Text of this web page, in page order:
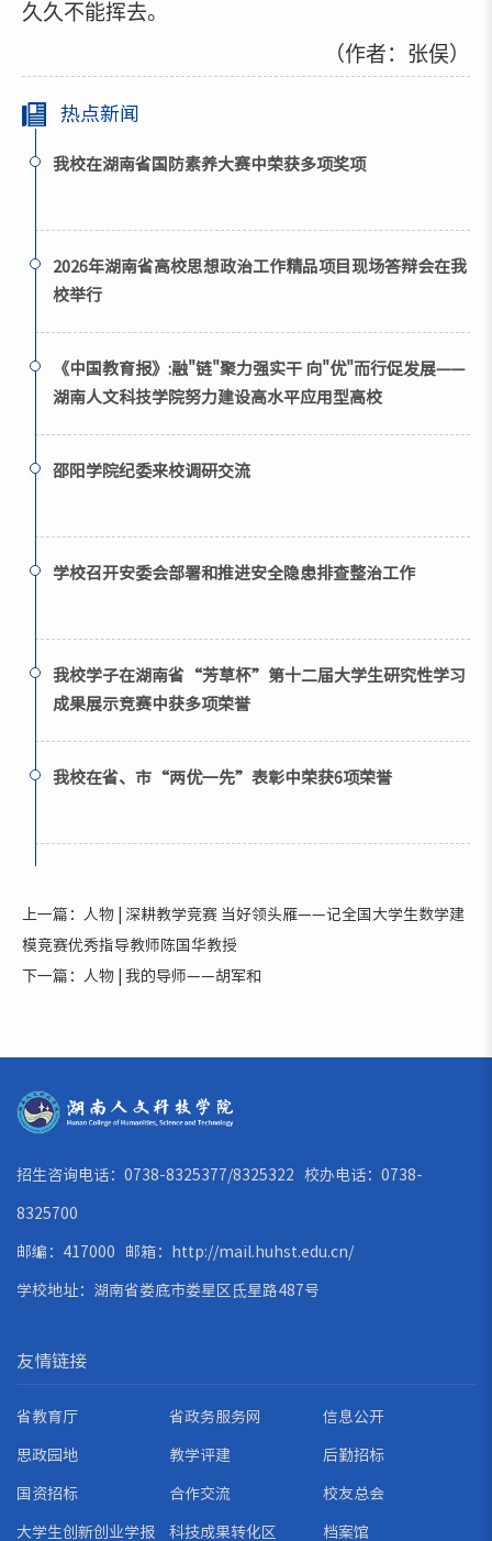
久久不能挥去。
（作者： 张俣）
热点新闻
我校在湖南省国防素养大赛中荣获多项奖项
2026年湖南省高校思想政治工作精品项目现场答辩会在我
校举行
《中国教育报》:融"链"聚力强实干 向"优"而行促发展——
湖南人文科技学院努力建设高水平应用型高校
邵阳学院纪委来校调研交流
学校召开安委会部署和推进安全隐患排查整治工作
我校学子在湖南省“芳草杯”第十二届大学生研究性学习
成果展示竞赛中获多项荣誉
我校在省、市“两优一先”表彰中荣获6项荣誉
上一篇：人物 | 深耕教学竞赛 当好领头雁——记全国大学生数学建
模竞赛优秀指导教师陈国华教授
下一篇：人物 | 我的导师——胡军和
招生咨询电话：0738-8325377/8325322 校办电话：0738-
8325700
邮编：417000 邮箱： http://mail.huhst.edu.cn/
学校地址：湖南省娄底市娄星区氐星路487号
友情链接
省教育厅 省政务服务网 信息公开
思政园地 教学评建 后勤招标
国资招标 合作交流 校友总会
大学生创新创业学报 科技成果转化区 档案馆